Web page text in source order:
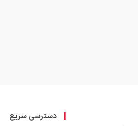
دسترسی سریع